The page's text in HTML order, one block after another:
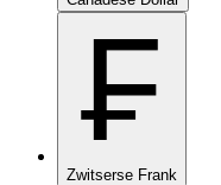
₣
Zwitserse Frank